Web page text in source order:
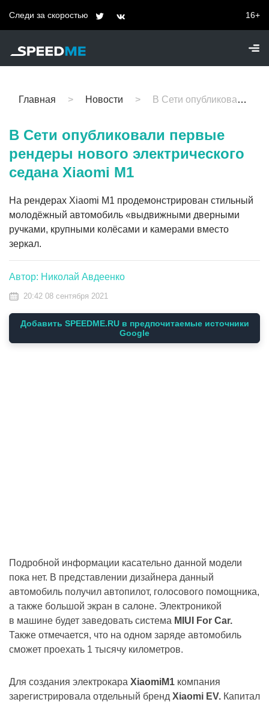
Следи за скоростью 16+
Главная Новости В Сети опубликовали первые рендеры нового электрического седана Xiaomi M1
В Сети опубликовали первые
рендеры нового электрического
седана Xiaomi M1
На рендерах Xiaomi M1 продемонстрирован стильный
молодёжный автомобиль «выдвижными дверными
ручками, крупными колёсами и камерами вместо
зеркал.
Автор: Николай Авдеенко
20:42 08 сентября 2021
Добавить SPEEDME.RU в предпочитаемые источники
Google
Подробной информации касательно данной модели
пока нет. В представлении дизайнера данный
автомобиль получил автопилот, голосового помощника,
а также большой экран в салоне. Электроникой
в машине будет заведовать система MIUI For Car.
Также отмечается, что на одном заряде автомобиль
сможет проехать 1 тысячу километров.
Для создания электрокара XiaomiM1 компания
зарегистрировала отдельный бренд Xiaomi EV. Капитал